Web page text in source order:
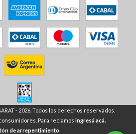
- 2026. Todos los derechos reservados.
Para reclamos ingresá acá.
de arrepentimiento